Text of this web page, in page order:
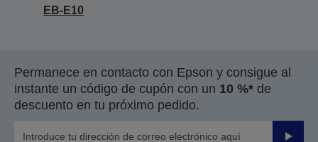
EB-E10
Permanece en contacto con Epson y consigue al
instante un código de cupón con un 10 %* de
descuento en tu próximo pedido.